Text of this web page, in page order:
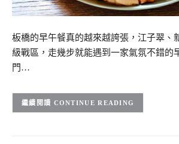
板橋的早午餐真的越來越誇張，江子翠、
級戰區，走幾步就能遇到一家氣氛不錯的
門…
CONTINUE READING